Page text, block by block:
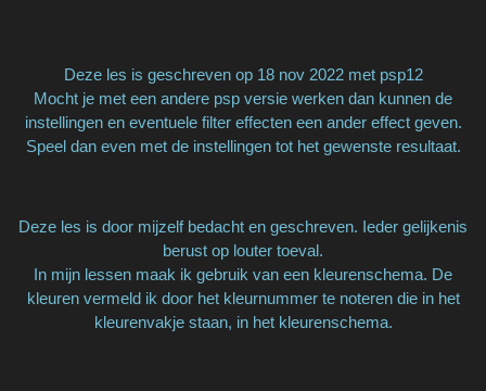
Deze les is geschreven op 18 nov 2022 met psp12
Mocht je met een andere psp versie werken dan kunnen de
instellingen en eventuele filter effecten een ander effect geven.
Speel dan even met de instellingen tot het gewenste resultaat.
Deze les is door mijzelf bedacht en geschreven. Ieder gelijkenis
berust op louter toeval.
In mijn lessen maak ik gebruik van een kleurenschema. De
kleuren vermeld ik door het kleurnummer te noteren die in het
kleurenvakje staan, in het kleurenschema.